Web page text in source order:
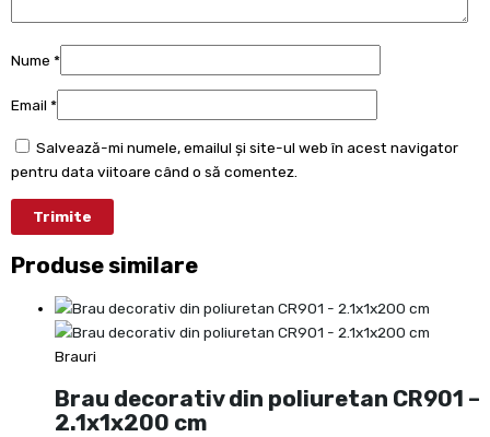
Nume *
Email *
Salvează-mi numele, emailul și site-ul web în acest navigator
pentru data viitoare când o să comentez.
Produse similare
Brauri
Brau decorativ din poliuretan CR901 –
2.1x1x200 cm